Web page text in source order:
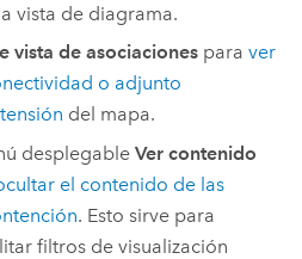
vista de diagrama.
vista de asociaciones paraver
o adjunto
del mapa.
desplegableVer contenido
el contenido de las
. Esto sirve para
filtros de visualización